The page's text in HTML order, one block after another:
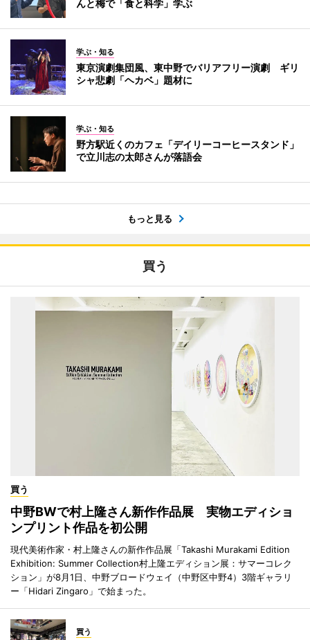
んと梅で「食と科学」学ぶ
学ぶ・知る
東京演劇集団風、東中野でバリアフリー演劇 ギリ
シャ悲劇「ヘカベ」題材に
学ぶ・知る
野方駅近くのカフェ「デイリーコーヒースタンド」
で立川志の太郎さんが落語会
もっと見る
買う
買う
中野BWで村上隆さん新作作品展 実物エディショ
ンプリント作品を初公開
現代美術作家・村上隆さんの新作作品展「Takashi Murakami Edition
Exhibition: Summer Collection村上隆エディション展：サマーコレク
ション」が8月1日、中野ブロードウェイ（中野区中野4）3階ギャラリ
ー「Hidari Zingaro」で始まった。
買う